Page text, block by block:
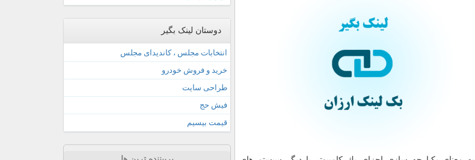
دوستان لینک بگیر
انتخابات مجلس ، کاندیدای مجلس
خرید و فروش خودرو
طراحی سایت
فیش حج
قیمت بیسیم